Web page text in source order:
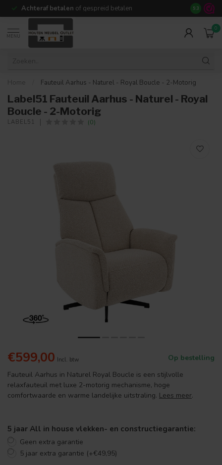
Achteraf betalen of gespreid betalen 14 dagen
9.3
MENU
0
Home Fauteuil Aarhus - Naturel - Royal Boucle - 2-Motorig
Label51 Fauteuil Aarhus - Naturel - Royal
Boucle - 2-Motorig
LABEL51 (0)
€599,00 Incl. btw
Op bestelling
Fauteuil Aarhus in Naturel Royal Boucle is een stijlvolle
relaxfauteuil met luxe 2-motorig mechanisme, hoge
comfortwaarde en warme landelijke uitstraling. Lees meer.
5 jaar All in house vlekken- en constructiegarantie:
Geen extra garantie
5 jaar extra garantie (+€49,95)